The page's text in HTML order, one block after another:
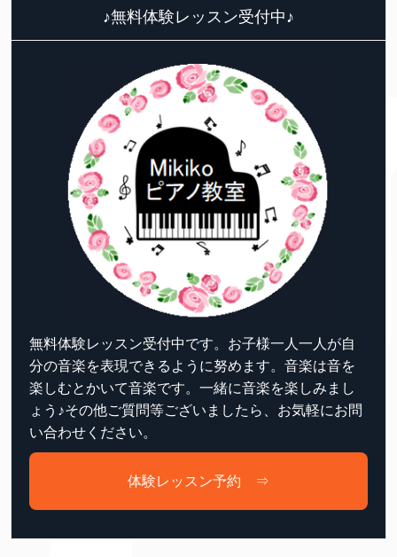
♪無料体験レッスン受付中♪
無料体験レッスン受付中です。お子様一人一人が自
分の音楽を表現できるように努めます。音楽は音を
楽しむとかいて音楽です。一緒に音楽を楽しみまし
ょう♪その他ご質問等ございましたら、お気軽にお問
い合わせください。
体験レッスン予約 ⇒